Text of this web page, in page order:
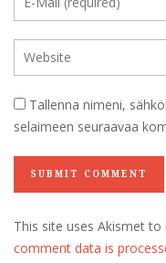
Tallenna nimeni,
selaimeen seuraavaa
This site uses Akismet to
comment data is